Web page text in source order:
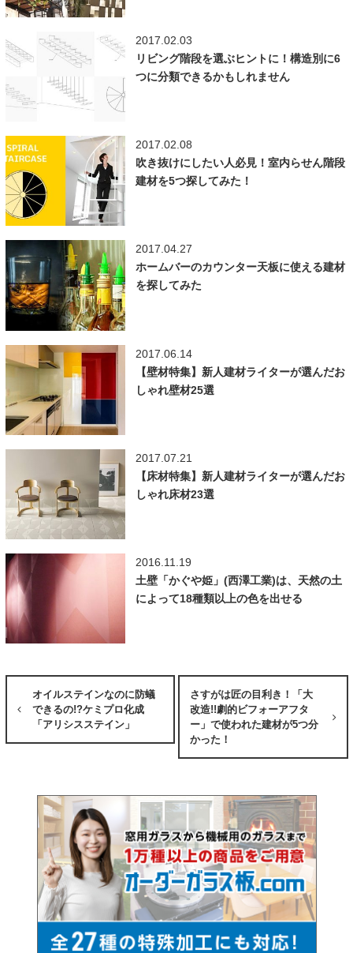
2017.02.03
リビング階段を選ぶヒントに！構造別に6
つに分類できるかもしれません
2017.02.08
吹き抜けにしたい人必見！室内らせん階段
建材を5つ探してみた！
2017.04.27
ホームバーのカウンター天板に使える建材
を探してみた
2017.06.14
【壁材特集】新人建材ライターが選んだお
しゃれ壁材25選
2017.07.21
【床材特集】新人建材ライターが選んだお
しゃれ床材23選
2016.11.19
土壁「かぐや姫」(西澤工業)は、天然の土
によって18種類以上の色を出せる
オイルステインなのに防蟻
できるの!?ケミプロ化成
「アリシスステイン」
さすがは匠の目利き！「大
改造!!劇的ビフォーアフタ
ー」で使われた建材が5つ分
かった！